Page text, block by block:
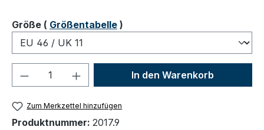
Größeauswählen
( Größentabelle )
Produkt Anzahl: Gib denIn den Warenkorb
Zum Merkzettel hinzufügen
Produktnummer: 2017.9